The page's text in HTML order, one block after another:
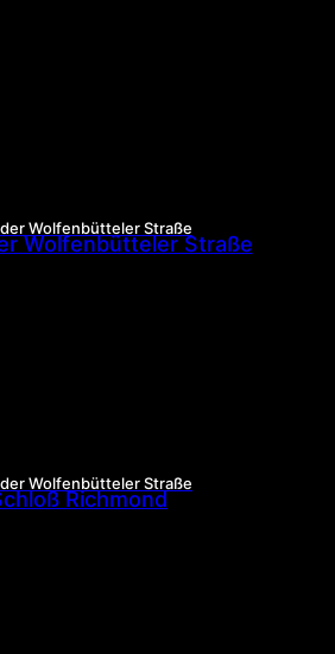
Wolfenbütteler Straße
Wolfenbütteler Straße